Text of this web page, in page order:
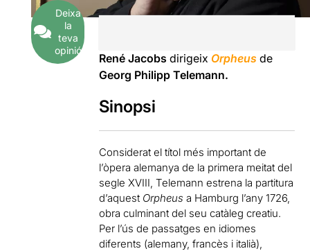
Deixa
la
teva
opinió
René Jacobs dirigeix Orpheus de
Georg Philipp Telemann.
Sinopsi
Considerat el títol més important de
l’òpera alemanya de la primera meitat del
segle XVIII, Telemann estrena la partitura
d’aquest Orpheus a Hamburg l’any 1726,
obra culminant del seu catàleg creatiu.
Per l’ús de passatges en idiomes
diferents (alemany, francès i italià),